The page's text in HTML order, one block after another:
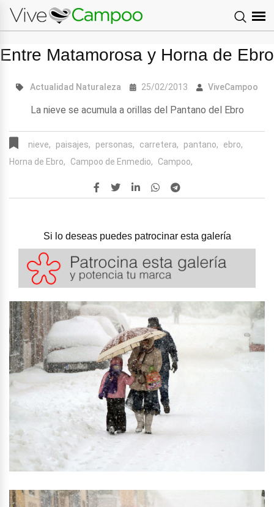
Entre Matamorosa y Horna de Ebro
Actualidad Naturaleza 25/02/2013 ViveCampoo
La nieve se acumula a orillas del Pantano del Ebro
nieve, paisajes, personas, carretera, pantano,
ebro,
Horna de Ebro,
Campoo de Enmedio, Campoo,
Si lo deseas puedes patrocinar esta galería